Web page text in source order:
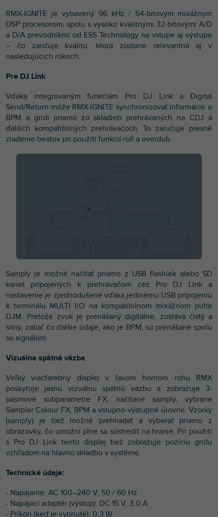
RMX-IGNITE je vybavený 96 kHz / 64-bitovým mixážnym
DSP procesorom, spolu s vysoko kvalitnými 32-bitovými A/D
a D/A prevodníkmi od ESS Technology na vstupe aj výstupe
– čo zaisťuje kvalitu, ktorá zostane relevantná aj v
nasledujúcich rokoch.
Pre DJ Link
Vďaka integrovaným funkciám Pro DJ Link a Digital
Send/Return môže RMX-IGNITE synchronizovať informácie o
BPM a gridi priamo zo skladieb prehrávaných na CDJ a
ďalších kompatibilných prehrávačoch. To zaručuje presné
zladenie beatov pri použití funkcií roll a overdub.
Samply je možné načítať priamo z USB flashiek alebo SD
kariet pripojených k prehrávačom cez Pro DJ Link a
nastavenie je zjednodušené vďaka jedinému USB pripojeniu
k terminálu MULTI I/O na kompatibilnom mixážnom pulte
DJM. Pretože zvuk je prenášaný digitálne, zostáva čistý a
silný, zatiaľ čo ďalšie údaje, ako je BPM, sú prenášané spolu
so signálom.
Vizuálna spätná väzba
Veľký viacfarebný displej v ľavom hornom rohu RMX
poskytuje jasnú vizuálnu spätnú väzbu a zobrazuje 3-
pásmové subparametre FX, načítané samply, vybrané
Sampler Colour FX, BPM a vstupno-výstupné úrovne. Vzorky
(samply) je tiež možné prehliadať a vyberať priamo z
obrazovky, čo umožní plne sa sústrediť na hranie. Pri použití
s Pro DJ Link tento displej tiež zobrazuje pozíciu gridu
vzhľadom na hlavnú skladbu v systéme.
Technické údaje:
- Napájanie: AC 100–240 V, 50 / 60 Hz
- Napájací adaptér (výstup): DC 15 V, 3,0 A
- Príkon (keď je vypnuté): 0,3 W